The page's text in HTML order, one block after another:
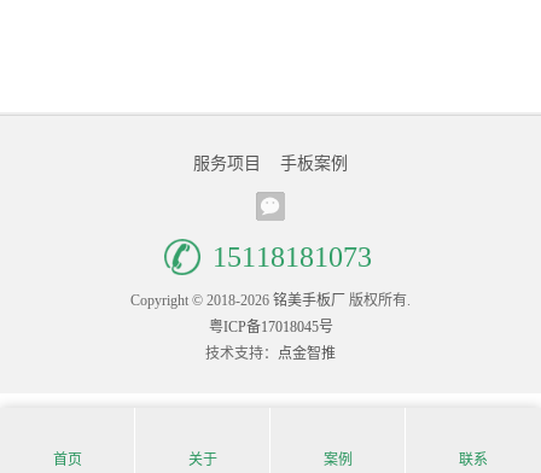
服务项目 手板案例
15118181073
Copyright © 2018-2026 铭美手板厂
版权所有.
粤ICP备17018045号
技术支持： 点金智推
首页 关于 案例 联系